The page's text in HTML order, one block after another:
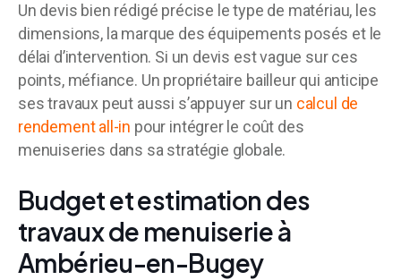
Un devis bien rédigé précise le type de matériau, les
dimensions, la marque des équipements posés et le
délai d’intervention. Si un devis est vague sur ces
points, méfiance. Un propriétaire bailleur qui anticipe
ses travaux peut aussi s’appuyer sur un calcul de
rendement all-in pour intégrer le coût des
menuiseries dans sa stratégie globale.
Budget et estimation des
travaux de menuiserie à
Ambérieu-en-Bugey